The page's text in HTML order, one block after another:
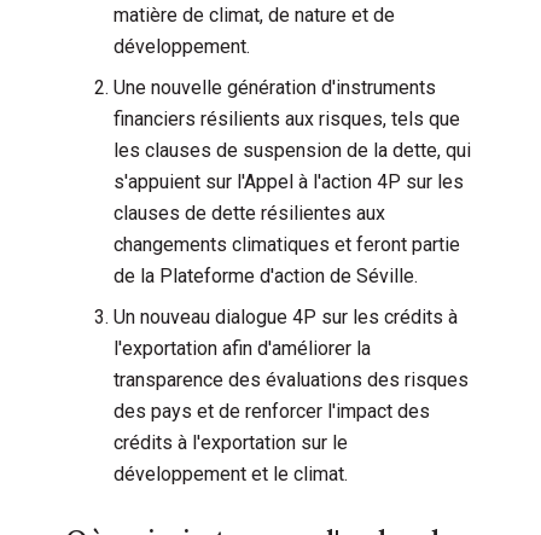
matière de climat, de nature et de
développement.
Une nouvelle génération d'instruments
financiers résilients aux risques, tels que
les clauses de suspension de la dette, qui
s'appuient sur l'Appel à l'action 4P sur les
clauses de dette résilientes aux
changements climatiques et feront partie
de la Plateforme d'action de Séville.
Un nouveau dialogue 4P sur les crédits à
l'exportation afin d'améliorer la
transparence des évaluations des risques
des pays et de renforcer l'impact des
crédits à l'exportation sur le
développement et le climat.